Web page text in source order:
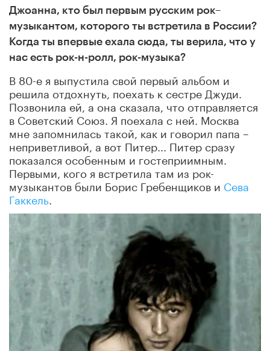
Джоанна, кто был первым русским рок–
музыкантом, которого ты встретила в России?
Когда ты впервые ехала сюда, ты верила, что у
нас есть рок-н-ролл, рок-музыка?
В 80-е я выпустила свой первый альбом и
решила отдохнуть, поехать к сестре Джуди.
Позвонила ей, а она сказала, что отправляется
в Советский Союз. Я поехала с ней. Москва
мне запомнилась такой, как и говорил папа –
неприветливой, а вот Питер... Питер сразу
показался особенным и гостеприимным.
Первыми, кого я встретила там из рок-
музыкантов были Борис Гребенщиков и Сева
Гаккель